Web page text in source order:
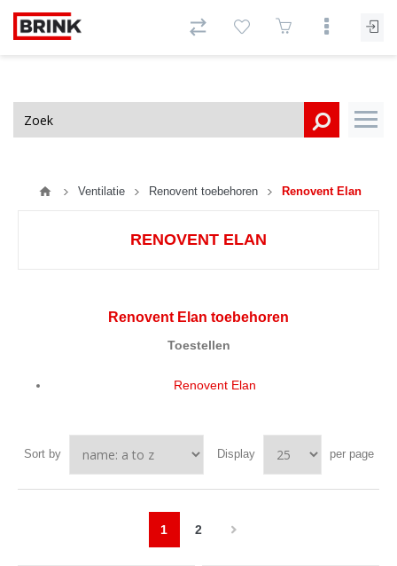
Ventilatie Renovent toebehoren Renovent Elan
RENOVENT ELAN
Renovent Elan toebehoren
Toestellen
Renovent Elan
Sort by Display per page
1 2